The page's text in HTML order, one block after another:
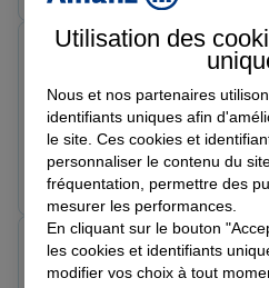
Le 25/02/2026 - Agence SAINT
Direction et personnel très
Genevieve D.
Prendre un RDV
Note de 5 sur 5
Laetitia T.
Utilisation des
Nous et nos partenaires
identifiants uniques afin
le site. Ces cookies et
personnaliser le contenu du
fréquentation, permettre des
mesurer les performances.
En cliquant sur le bouton
les cookies et identifiants
modifier vos choix à tout